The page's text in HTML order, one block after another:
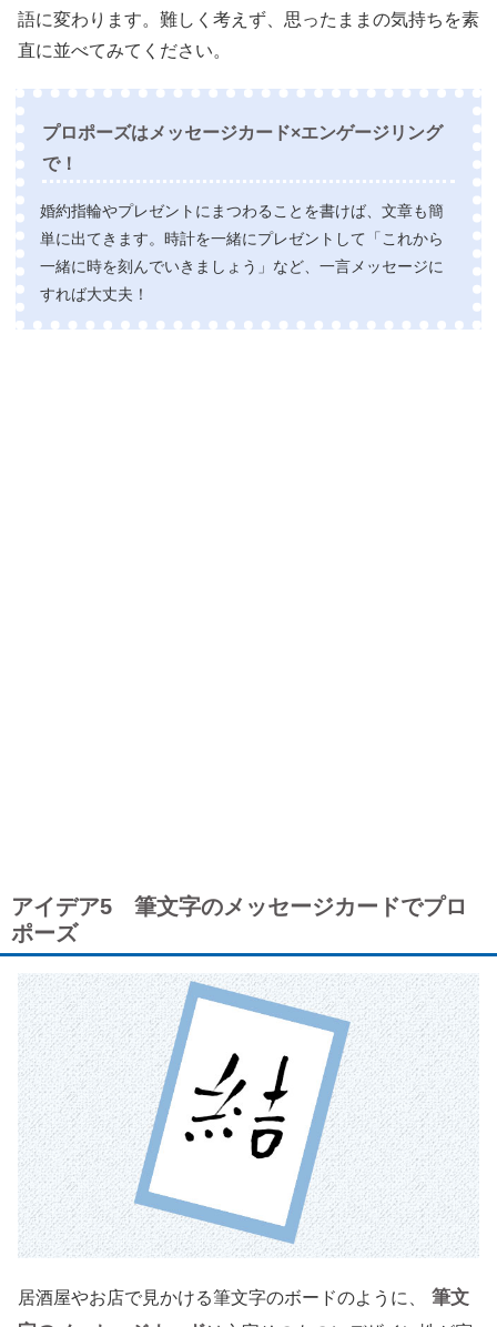
語に変わります。難しく考えず、思ったままの気持ちを素
直に並べてみてください。
プロポーズはメッセージカード×エンゲージリング
で！
婚約指輪やプレゼントにまつわることを書けば、文章も簡
単に出てきます。時計を一緒にプレゼントして「これから
一緒に時を刻んでいきましょう」など、一言メッセージに
すれば大丈夫！
アイデア5 筆文字のメッセージカードでプロ
ポーズ
居酒屋やお店で見かける筆文字のボードのように、
筆文